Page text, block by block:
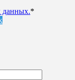
данных.*